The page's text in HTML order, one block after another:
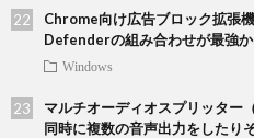
Chrome向け広告ブロック拡張
Defenderの組み合わせが最強
Windows
マルチオーディオスプリッター
同時に複数の音声出力をしたり